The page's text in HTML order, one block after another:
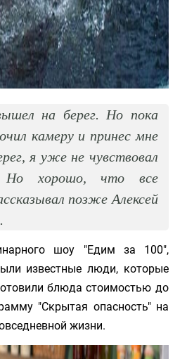
на берег. Но пока
камеру и принес мне
я уже не чувствовал
Но хорошо, что все
позже Алексей
шоу "Едим за 100",
известные люди, которые
блюда стоимостью до
"Скрытая опасность" на
жизни.